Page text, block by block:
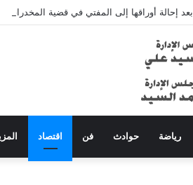
بعد إحالة أوراقها إلى المفتي في قضية المخدرات
رياضة حوادث فن اقتصاد